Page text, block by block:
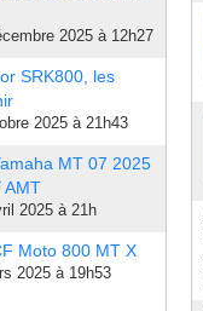
2025 à 12h27
SRK800, les
2025 à 21h43
MT 07 2025
AMT
2025 à 21h
Moto 800 MT X
2025 à 19h53